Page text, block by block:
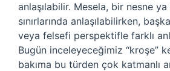
anlaşılabilir. Mesela, bir nesne
sınırlarında anlaşılabilirken,
veya felsefi perspektifle farklı
Bugün inceleyeceğimiz “kroşe”
bakıma bu türden çok katmanlı